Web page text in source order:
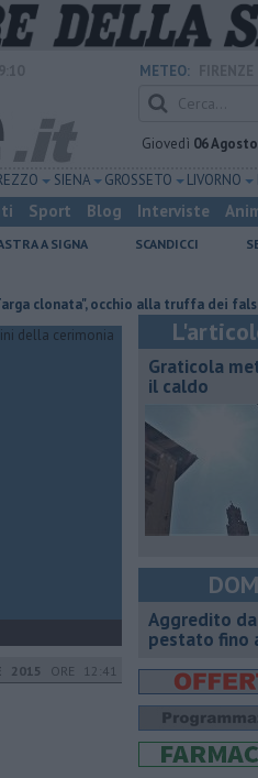
METEO:
Giovedì 06
SIENA GROSSETO LIVORNO
Sport Blog Interviste
A SIGNA SCANDICCI
occhio alla truffa dei falsi vigili
2015 ORE 12:41
Graticola
il caldo
Aggredito
pestato fino